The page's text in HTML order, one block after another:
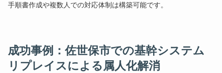
手順書作成や複数人での対応体制は構築可能です。
成功事例：佐世保市での基幹システム
リプレイスによる属人化解消